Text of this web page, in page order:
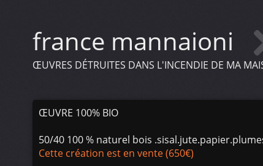
france mannaioni
ŒUVRES DÉTRUITES DANS L'INCENDIE DE MA
ŒUVRE 100% BIO
50/40 100 % naturel bois
Cette création est en vente (650€)